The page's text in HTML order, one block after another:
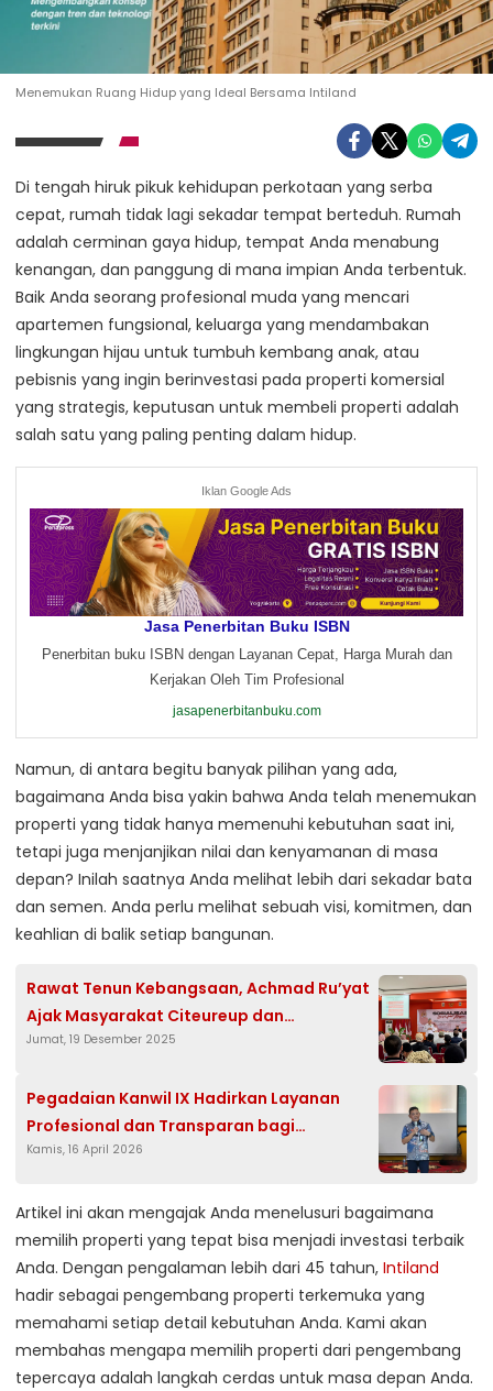
Menemukan Ruang Hidup yang Ideal Bersama Intiland
Di tengah hiruk pikuk kehidupan perkotaan yang serba
cepat, rumah tidak lagi sekadar tempat berteduh. Rumah
adalah cerminan gaya hidup, tempat Anda menabung
kenangan, dan panggung di mana impian Anda terbentuk.
Baik Anda seorang profesional muda yang mencari
apartemen fungsional, keluarga yang mendambakan
lingkungan hijau untuk tumbuh kembang anak, atau
pebisnis yang ingin berinvestasi pada properti komersial
yang strategis, keputusan untuk membeli properti adalah
salah satu yang paling penting dalam hidup.
Iklan Google Ads
Jasa Penerbitan Buku ISBN
Penerbitan buku ISBN dengan Layanan Cepat, Harga Murah dan
Kerjakan Oleh Tim Profesional
jasapenerbitanbuku.com
Namun, di antara begitu banyak pilihan yang ada,
bagaimana Anda bisa yakin bahwa Anda telah menemukan
properti yang tidak hanya memenuhi kebutuhan saat ini,
tetapi juga menjanjikan nilai dan kenyamanan di masa
depan? Inilah saatnya Anda melihat lebih dari sekadar bata
dan semen. Anda perlu melihat sebuah visi, komitmen, dan
keahlian di balik setiap bangunan.
Rawat Tenun Kebangsaan, Achmad Ru’yat
Ajak Masyarakat Citeureup dan
Rancabungur Implementasikan 4 Pilar
Jumat, 19 Desember 2025
Pegadaian Kanwil IX Hadirkan Layanan
Profesional dan Transparan bagi
Masyarakat
Kamis, 16 April 2026
Artikel ini akan mengajak Anda menelusuri bagaimana
memilih properti yang tepat bisa menjadi investasi terbaik
Anda. Dengan pengalaman lebih dari 45 tahun, Intiland
hadir sebagai pengembang properti terkemuka yang
memahami setiap detail kebutuhan Anda. Kami akan
membahas mengapa memilih properti dari pengembang
tepercaya adalah langkah cerdas untuk masa depan Anda.